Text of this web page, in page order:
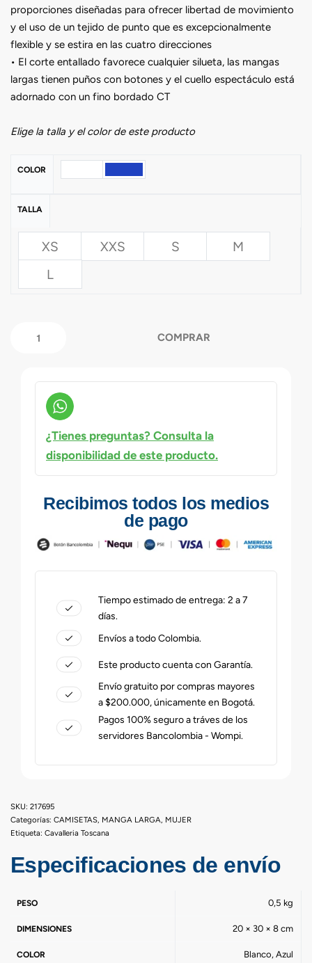
proporciones diseñadas para ofrecer libertad de movimiento
y el uso de un tejido de punto que es excepcionalmente
flexible y se estira en las cuatro direcciones
• El corte entallado favorece cualquier silueta, las mangas
largas tienen puños con botones y el cuello espectáculo está
adornado con un fino bordado CT
Elige la talla y el color de este producto
COLOR
TALLA
XS XXS S
M
L
COMPRAR
¿Tienes preguntas? Consulta la
disponibilidad de este producto.
Recibimos todos los medios
de pago
Tiempo estimado de entrega: 2 a 7
días.
Envíos a todo Colombia.
Este producto cuenta con Garantía.
Envío gratuito por compras mayores
a $200.000, únicamente en Bogotá.
Pagos 100% seguro a tráves de los
servidores Bancolombia - Wompi.
217695
Categorías: CAMISETAS, MANGA LARGA, MUJER
Etiqueta: Cavalleria Toscana
Especificaciones de envío
PESO 0,5 kg
DIMENSIONES 20 × 30 × 8 cm
COLOR Blanco, Azul